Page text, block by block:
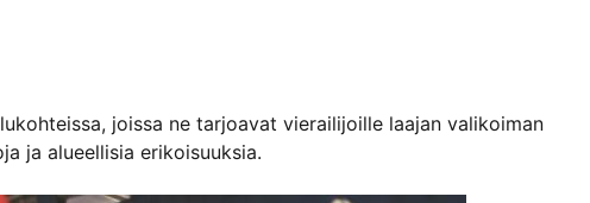
joissa ne tarjoavat vierailijoille laajan valikoiman
ja alueellisia erikoisuuksia.